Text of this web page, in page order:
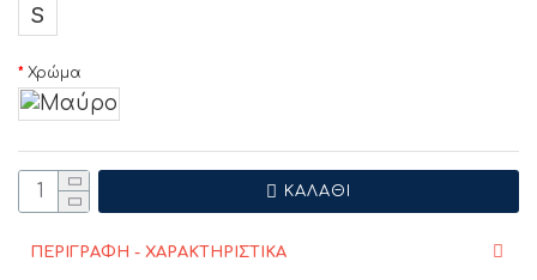
S
Χρώμα
ΚΑΛΆΘΙ
ΠΕΡΙΓΡΑΦΗ - ΧΑΡΑΚΤΗΡΙΣΤΙΚΑ